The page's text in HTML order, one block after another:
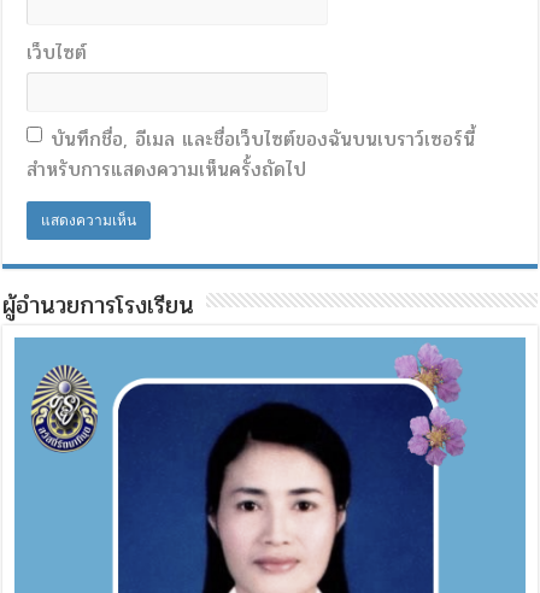
เว็บไซต์
บันทึกชื่อ, อีเมล และชื่อเว็บไซต์ของฉันบนเบราว์เซอร์นี้
สำหรับการแสดงความเห็นครั้งถัดไป
ผู้อำนวยการโรงเรียน